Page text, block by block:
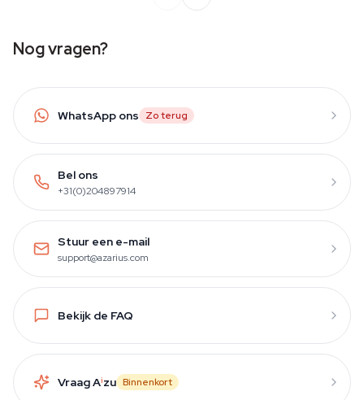
Nog vragen?
WhatsApp ons Zo terug
Bel ons
+31(0)204897914
Stuur een e-mail
support@azarius.com
Bekijk de FAQ
Vraag Aizu Binnenkort